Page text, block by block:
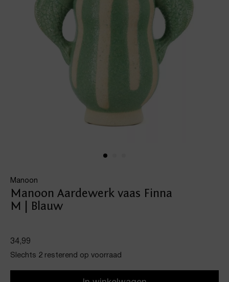
Manoon
Manoon Aardewerk vaas Finna
M | Blauw
34,99
Slechts 2 resterend op voorraad